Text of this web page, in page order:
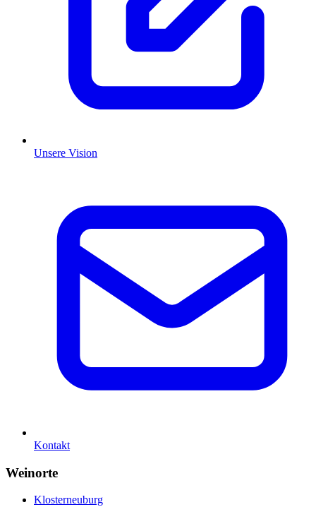
Unsere Vision
Kontakt
Weinorte
Klosterneuburg